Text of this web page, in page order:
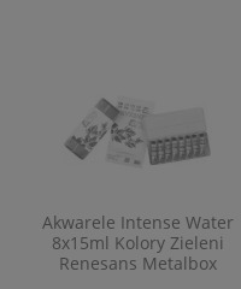
Akwarele Intense Water
8x15ml Kolory Zieleni
Renesans Metalbox